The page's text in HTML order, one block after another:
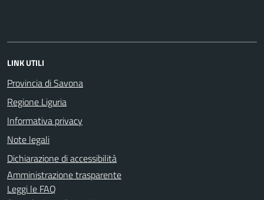
LINK UTILI
Provincia di Savona
Regione Liguria
Informativa privacy
Note legali
Dichiarazione di accessibilità
Amministrazione trasparente
Leggi le FAQ